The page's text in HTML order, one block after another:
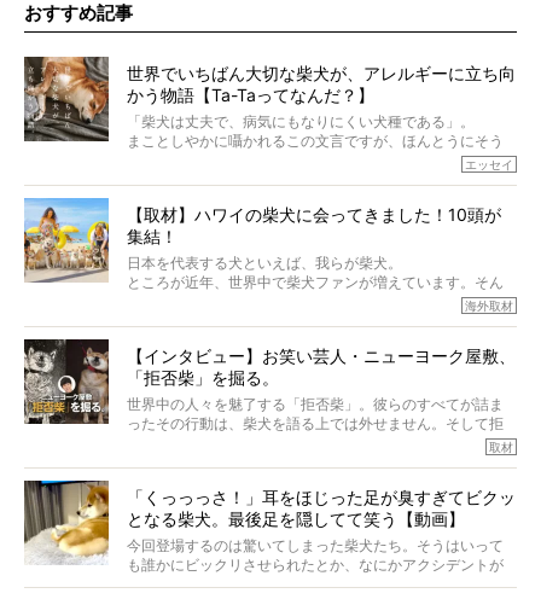
おすすめ記事
世界でいちばん大切な柴犬が、アレルギーに立ち向
かう物語【Ta-Taってなんだ？】
「柴犬は丈夫で、病気にもなりにくい犬種である」。
まことしやかに囁かれるこの文言ですが、ほんとうにそう
でも、いざそれぞれの個体を見ていくと、丈夫で病気にも
なりにくい、とは言えないような気もするのです。
実際に「病気にならない」などということはないし、飼い
主はそのためにやるべきことがある。
今回は、柴犬に関わる方たちすべてに読んで欲しい、ある
語でした。
※画像はすべてイメージです
※この記事は個人の感想であり、効果・効能を示すものではありません
エッセイ
【取材】ハワイの柴犬に会ってきました！10頭が
集結！
日本を代表する犬といえば、我らが柴犬。
ところが近年、世界中で柴犬ファンが増えています。そん
な中「柴犬ライフ」が目をつけたのは、南の楽園ハワイ。
そんな噂を聞きつけ、今回はハワイの柴犬たちを取材して
きました！
海外取材
【インタビュー】お笑い芸人・ニューヨーク屋敷、
「拒否柴」を掘る。
世界中の人々を魅了する「拒否柴」。彼らのすべてが詰ま
ったその行動は、柴犬を語る上では外せません。そして拒
否柴がここまで話題になるのは、“映える”ことも理由のひと
がるのでしょうか。
最近版画製作を始めた、お笑いコンビ「ニューヨーク」の
屋敷裕政さんに、拒否柴を掘っていただきました！ イン
タビューと合わせてご覧ください。
取材
「くっっっさ！」耳をほじった足が臭すぎてビクッ
となる柴犬。最後足を隠してて笑う【動画】
今回登場するのは驚いてしまった柴犬たち。そうはいって
も誰かにビックリさせられたとか、なにかアクシデントが
起きたとか、そういうことが原因ではありません。全ての